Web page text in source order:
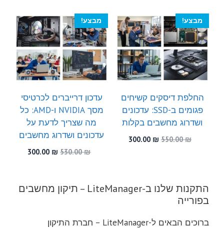
300.00 ₪.
מבצע!
החלפת דיסקים קשיחים
פגומים ב-SSD: עדכונים
ושדרוג מחשבים בקלות
550.00₪
המחיר
300.00 ₪
מבצע!
עדכון דרייברים לכרטיסי
מסך NVIDIA ו-AMD: כל
מה שצריך לדעת על
עדכונים ושדרוג מחשבים
530.00₪
המחיר
300.00 ₪
המחיר
התקנות שלנו ב-LiteManager – תיקון מחשבים
בפורייה
ברוכים הבאים ל-LiteManager – חברת התיקון